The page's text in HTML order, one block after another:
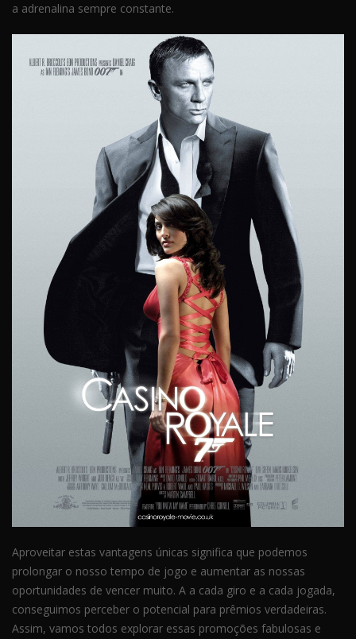
a adrenalina sempre constante.
Aproveitar estas vantagens únicas significa que podemos
prolongar o nosso tempo de jogo e aumentar as nossas
oportunidades de vencer muito. A a cada giro e a cada jogada,
conseguimos perceber o potencial para prêmios verdadeiras.
Assim, vamos todos explorar essas promoções fabulosas e